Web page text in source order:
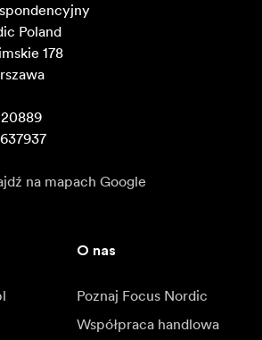
Poland
178
na mapach Google
O nas
Poznaj Focus Nordic
Współpraca handlowa